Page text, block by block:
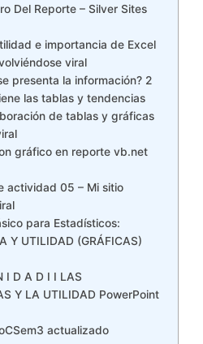
Del Reporte – Silver Sites
e importancia de Excel
viral
presenta la información? 2
las tablas y tendencias
de tablas y gráficas
gráfico en reporte vb.net
actividad 05 – Mi sitio
para Estadísticos:
Y UTILIDAD (GRÁFICAS)
I D A D I I LAS
Y LA UTILIDAD PowerPoint
actualizado